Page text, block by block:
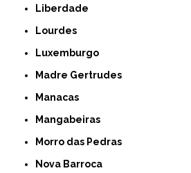
Liberdade
Lourdes
Luxemburgo
Madre Gertrudes
Manacas
Mangabeiras
Morro das Pedras
Nova Barroca